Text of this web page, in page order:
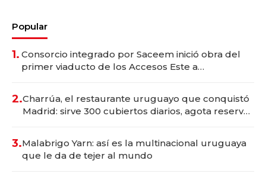
Popular
1. Consorcio integrado por Saceem inició obra del
primer viaducto de los Accesos Este a
2.Charrúa, el restaurante uruguayo que conquistó
Madrid: sirve 300 cubiertos diarios, agota reservas
3.Malabrigo Yarn: así es la multinacional uruguaya
que le da de tejer al mundo